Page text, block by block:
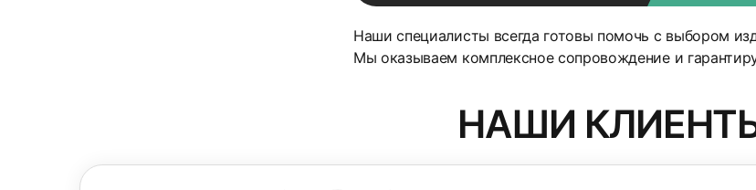
Наши специалисты всегда готовы помочь с выбором
Мы оказываем комплексное сопровождение и
НАШИ